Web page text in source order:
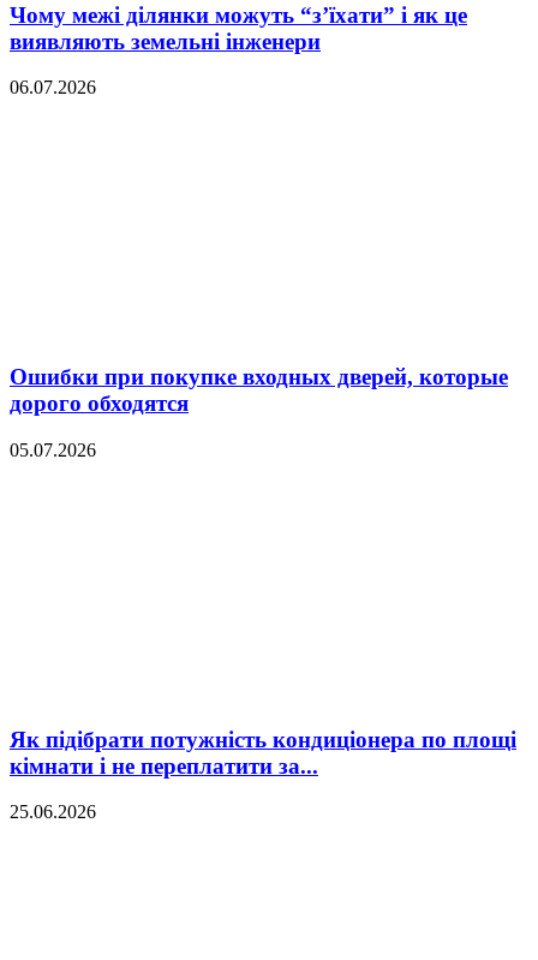
Чому межі ділянки можуть “з’їхати” і як це
виявляють земельні інженери
06.07.2026
Ошибки при покупке входных дверей, которые
дорого обходятся
05.07.2026
Як підібрати потужність кондиціонера по площі
кімнати і не переплатити за...
25.06.2026